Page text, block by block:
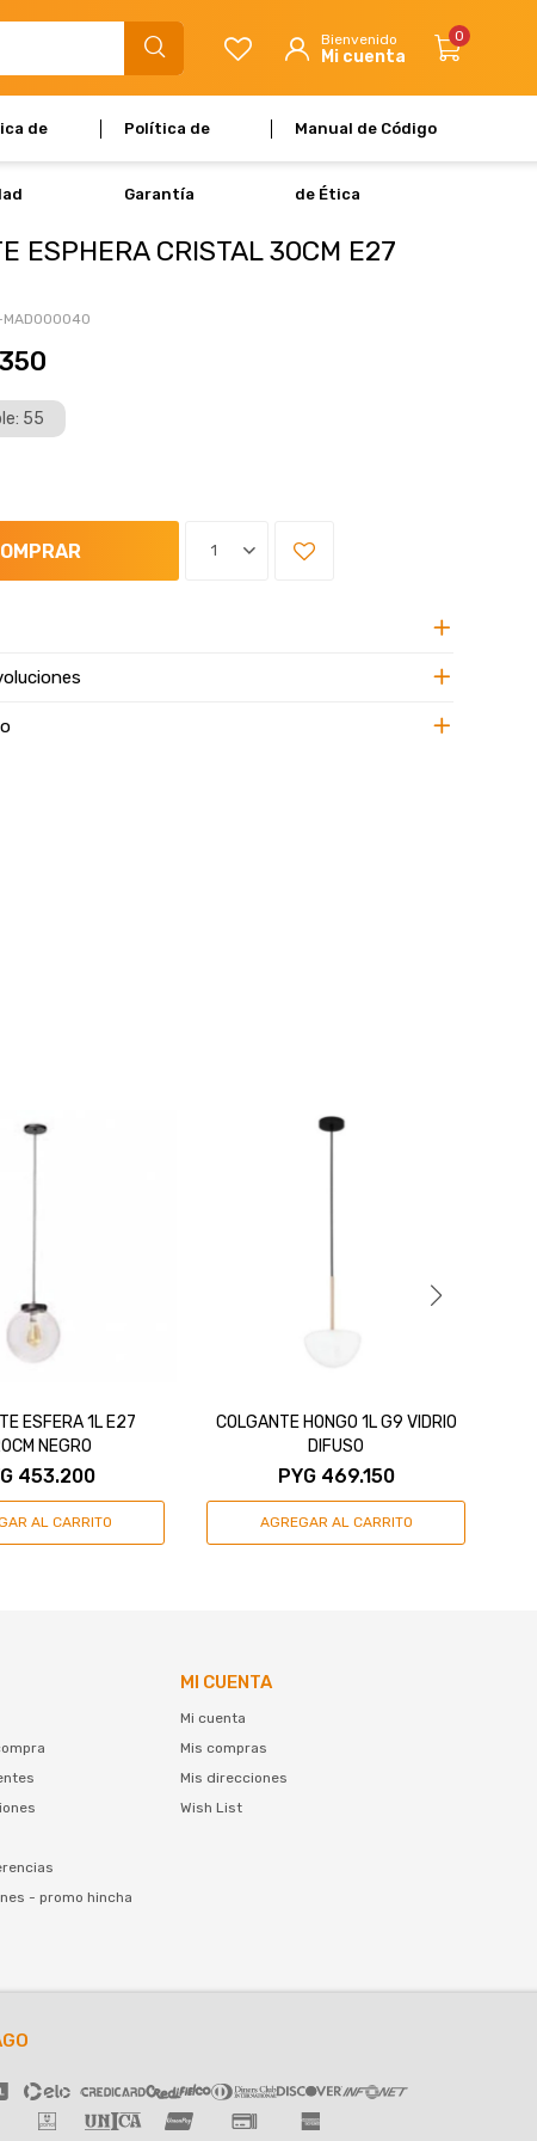
de Política de
Garantía
Manual de Código
de Ética
0
ESPHERA CRISTAL 30CM E27
55
1
ESFERA 1L E27
NEGRO
453.200
COLGANTE HONGO 1L G9 VIDRIO
DIFUSO
PYG 469.150
- promo hincha
MI CUENTA
Mi cuenta
Mis compras
Mis direcciones
Wish List